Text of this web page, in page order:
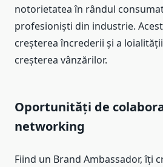
notorietatea în rândul
profesioniști din industrie.
creșterea încrederii și a
creșterea vânzărilor.
Oportunități de
networking
Fiind un Brand Ambassador, îți